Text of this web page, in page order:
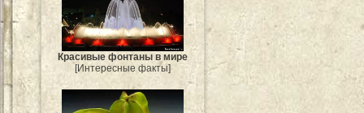
Красивые фонтаны в мире
[Интересные факты]